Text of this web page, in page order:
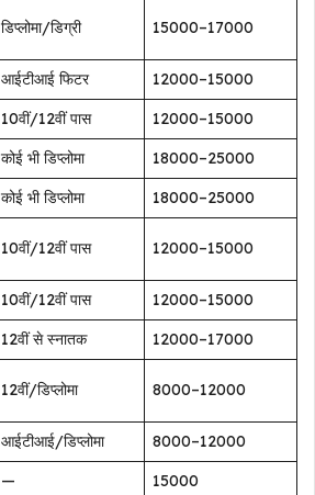
डिप्लोमा/डिग्री ₹15000–17000
आईटीआई फिटर
₹12000–15000
10वीं/12वीं पास
₹12000–15000
कोई भी डिप्लोमा
₹18000–25000
कोई भी डिप्लोमा
₹18000–25000
10वीं/12वीं पास ₹12000–15000
10वीं/12वीं पास
₹12000–15000
12वीं से स्नातक
₹12000–17000
12वीं/डिप्लोमा ₹8000–12000
आईटीआई/डिप्लोमा
₹8000–12000
— ₹15000